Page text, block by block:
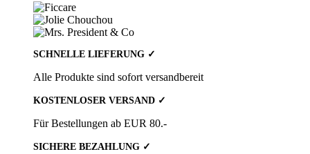
SCHNELLE LIEFERUNG ✓
Alle Produkte sind sofort versandbereit
KOSTENLOSER VERSAND ✓
Für Bestellungen ab EUR 80.-
SICHERE BEZAHLUNG ✓